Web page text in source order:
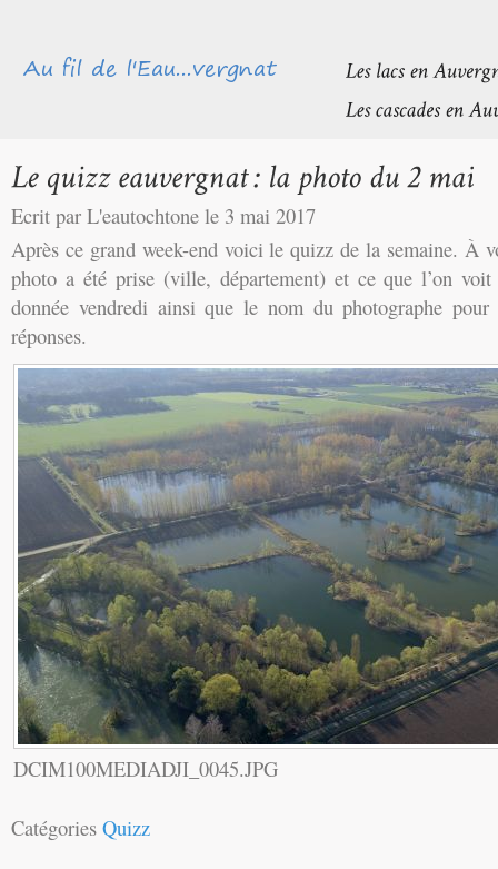
Ecrit par L'eautochtone le 3 mai 2017
Après ce grand week-end voici le quizz de la semaine. À
photo a été prise (ville, département) et ce que l’on voit
donnée vendredi ainsi que le nom du photographe
réponses.
DCIM100MEDIADJI_0045.JPG
Catégories Quizz